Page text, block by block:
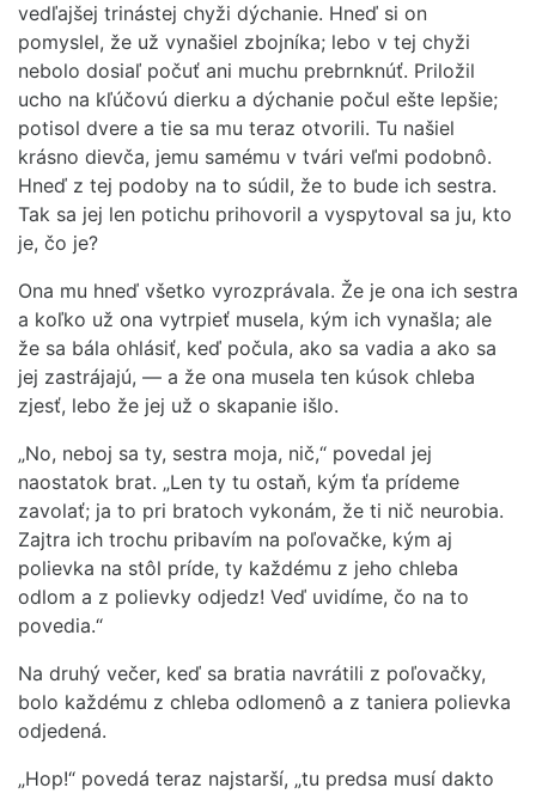
vedľajšej trinástej chyži dýchanie. Hneď si on
pomyslel, že už vynašiel zbojníka; lebo v tej chyži
nebolo dosiaľ počuť ani muchu prebrnknúť. Priložil
ucho na kľúčovú dierku a dýchanie počul ešte lepšie;
potisol dvere a tie sa mu teraz otvorili. Tu našiel
krásno dievča, jemu samému v tvári veľmi podobnô.
Hneď z tej podoby na to súdil, že to bude ich sestra.
Tak sa jej len potichu prihovoril a vyspytoval sa ju, kto
je, čo je?
Ona mu hneď všetko vyrozprávala. Že je ona ich sestra
a koľko už ona vytrpieť musela, kým ich vynašla; ale
že sa bála ohlásiť, keď počula, ako sa vadia a ako sa
jej zastrájajú, — a že ona musela ten kúsok chleba
zjesť, lebo že jej už o skapanie išlo.
„No, neboj sa ty, sestra moja, nič,“ povedal jej
naostatok brat. „Len ty tu ostaň, kým ťa prídeme
zavolať; ja to pri bratoch vykonám, že ti nič neurobia.
Zajtra ich trochu pribavím na poľovačke, kým aj
polievka na stôl príde, ty každému z jeho chleba
odlom a z polievky odjedz! Veď uvidíme, čo na to
povedia.“
Na druhý večer, keď sa bratia navrátili z poľovačky,
bolo každému z chleba odlomenô a z taniera polievka
odjedená.
„Hop!“ povedá teraz najstarší, „tu predsa musí dakto